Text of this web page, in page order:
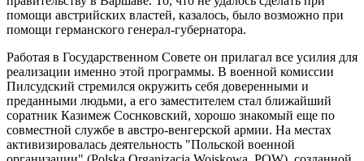
помощи австрийских властей, казалось, было возможно при
помощи германского генерал-губернатора.
Работая в Государственном Совете он прилагал все усилия для
реализации именно этой программы. В военной комиссии
Пилсудский стремился окружить себя доверенными и
преданными людьми, а его заместителем стал ближайший
соратник Казимеж Соснковский, хорошо знакомый еще по
совместной службе в австро-венгерской армии. На местах
активизировалась деятельность "Польской военной